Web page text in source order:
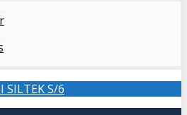
SILTEK S/6